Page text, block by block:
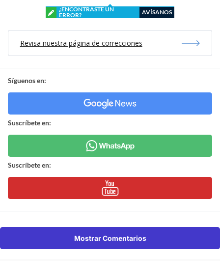
¿ENCONTRASTE UN
ERROR?
AVÍSANOS
Revisa nuestra página de correcciones
Síguenos en:
Suscríbete en:
Suscríbete en:
Mostrar Comentarios